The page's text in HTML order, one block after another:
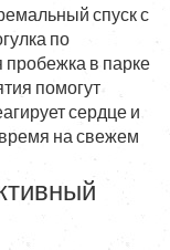
спуск с
по
пробежка в парке
помогут
сердце и
на свежем